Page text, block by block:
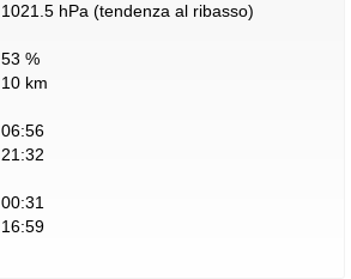
1021.5 hPa (tendenza al ribasso)
53 %
10 km
06:56
21:32
00:31
16:59